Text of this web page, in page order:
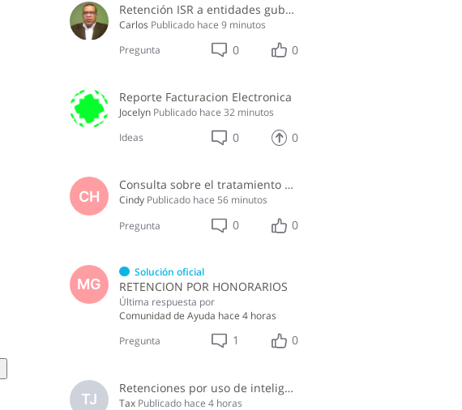
Retención ISR a entidades gubernamentales
Carlos Publicado hace 9 minutos
Pregunta
0 0
Reporte Facturacion Electronica
Jocelyn Publicado hace 32 minutos
Ideas
0 0
CH
Consulta sobre el tratamiento fiscal del reembolso de alojamiento de Airbnb
Cindy Publicado hace 56 minutos
Pregunta
0 0
MG
Solución oficial
RETENCION POR HONORARIOS
Última respuesta por
Comunidad de Ayuda hace 4 horas
Pregunta
1 0
TJ
Retenciones por uso de inteligencia artificial
Tax Publicado hace 4 horas